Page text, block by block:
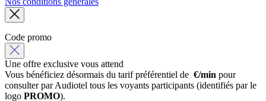
Code promo
Une offre exclusive vous attend
Vous bénéficiez désormais du tarif préférentiel de €/min pour
consulter par Audiotel tous les voyants participants (identifiés par le
logo PROMO).